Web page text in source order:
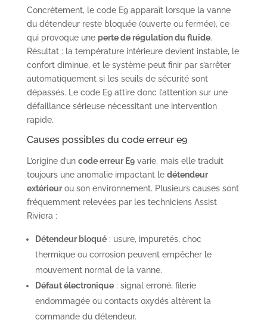
Concrètement, le code E9 apparaît lorsque la vanne
du détendeur reste bloquée (ouverte ou fermée), ce
qui provoque une perte de régulation du fluide.
Résultat : la température intérieure devient instable, le
confort diminue, et le système peut finir par s’arrêter
automatiquement si les seuils de sécurité sont
dépassés. Le code E9 attire donc l’attention sur une
défaillance sérieuse nécessitant une intervention
rapide.
Causes possibles du code erreur e9
L’origine d’un code erreur E9varie, mais elle traduit
toujours une anomalie impactant le détendeur
extérieurou son environnement. Plusieurs causes sont
fréquemment relevées par les techniciens Assist
Riviera :
Détendeur bloqué: usure, impuretés, choc
thermique ou corrosion peuvent empêcher le
mouvement normal de la vanne.
Défaut électronique: signal erroné, filerie
endommagée ou contacts oxydés altèrent la
commande du détendeur.